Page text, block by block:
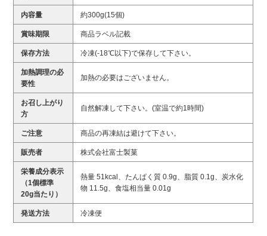
内容量 約300g(15個)
賞味期限 商品ラベル記載
保存方法 冷凍(-18℃以下)で保存して下さい。
加熱調理の必
要性
加熱の必要はございません。
お召し上がり
方
自然解凍して下さい。(室温で約1時間)
ご注意 商品の再凍結は避けて下さい。
販売者 株式会社富士製菓
栄養成分表示
（1個標準
20g当たり）
熱量 51kcal、たんぱく質 0.9g、脂質 0.1g、炭水化
物 11.5g、食塩相当量 0.01g
発送方法 冷凍便